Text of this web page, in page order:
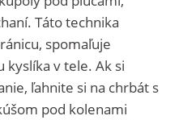
Táto technika
spomaľuje
kyslíka v tele. Ak si
ľahnite si na chrbát s
pod kolenami